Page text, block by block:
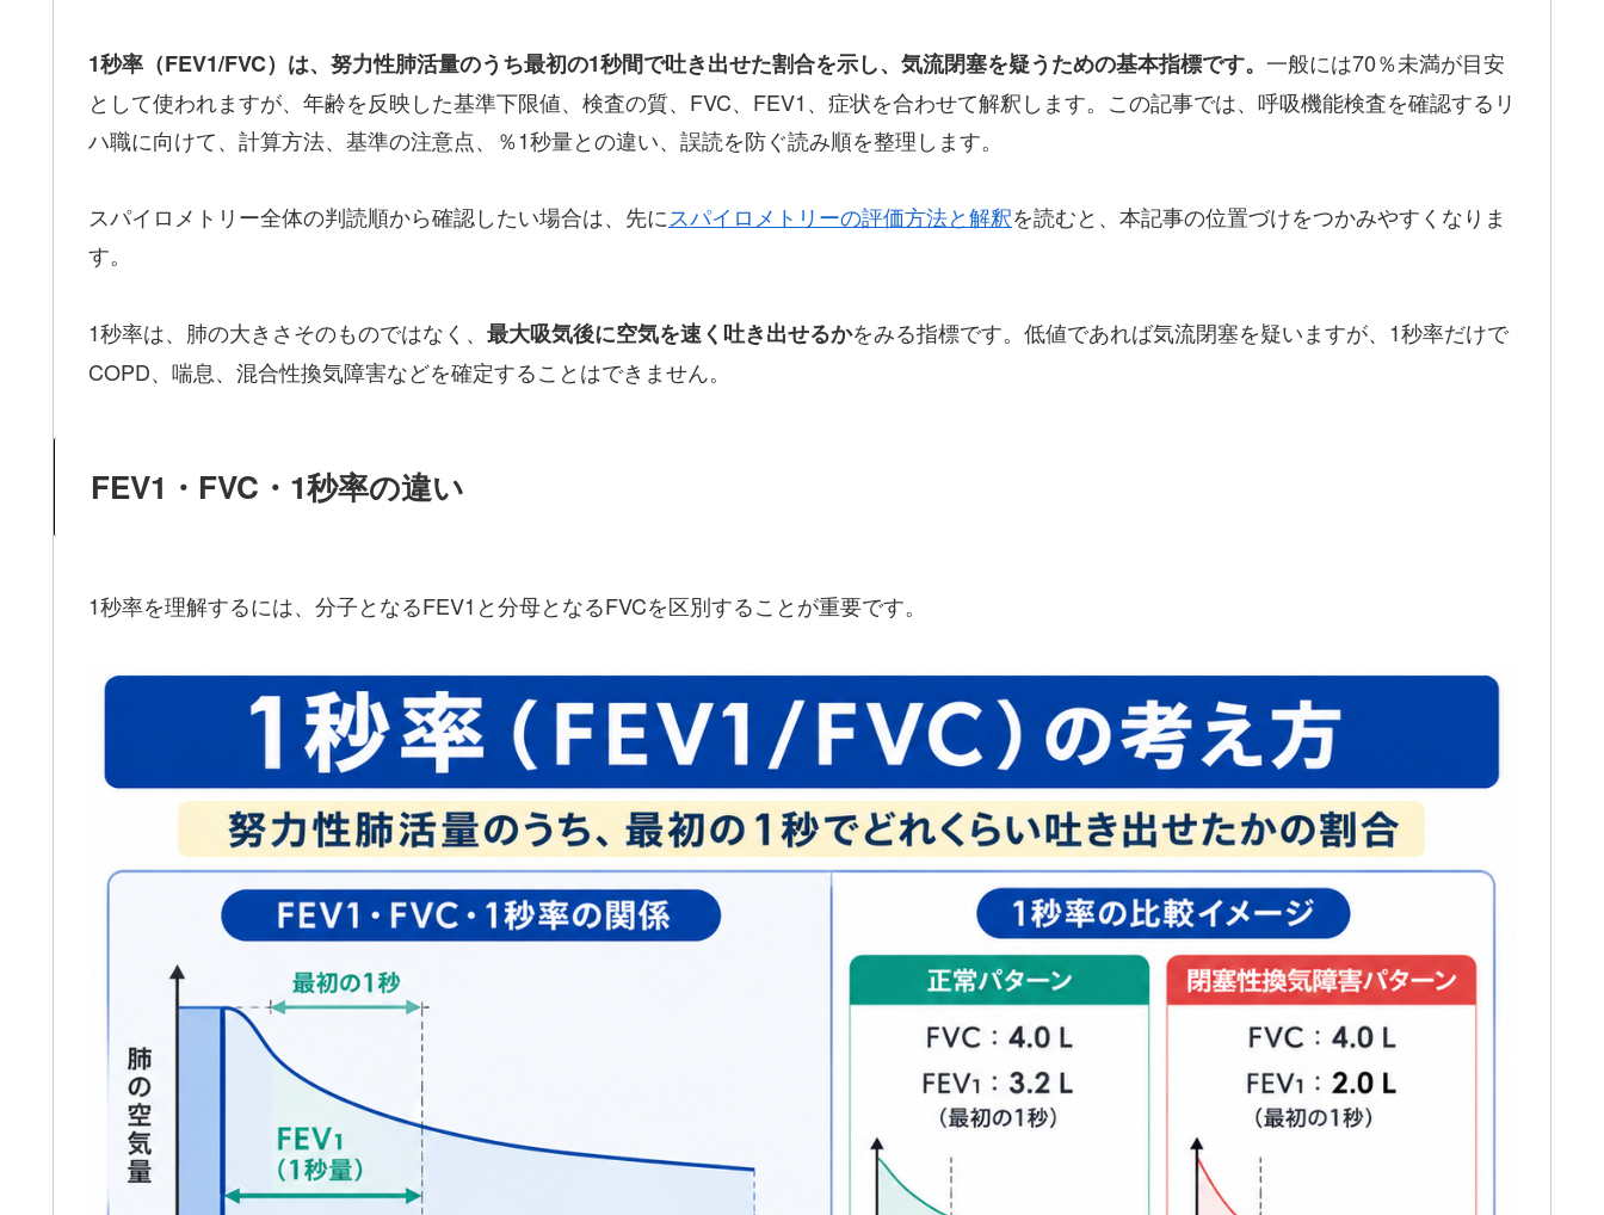
1秒率（FEV1/FVC）は、努力性肺活量のうち最初の1秒間で吐き出せた割合を示し、気流閉塞を疑うための基本指標です。 一般には70％未満が目安
として使われますが、年齢を反映した基準下限値、検査の質、FVC、FEV1、症状を合わせて解釈します。この記事では、呼吸機能検査を確認するリ
ハ職に向けて、計算方法、基準の注意点、％1秒量との違い、誤読を防ぐ読み順を整理します。
スパイロメトリー全体の判読順から確認したい場合は、先にスパイロメトリーの評価方法と解釈を読むと、本記事の位置づけをつかみやすくなりま
す。
1秒率は、肺の大きさそのものではなく、 最大吸気後に空気を速く吐き出せるかをみる指標です。低値であれば気流閉塞を疑いますが、1秒率だけで
COPD、喘息、混合性換気障害などを確定することはできません。
FEV1・FVC・1秒率の違い
1秒率を理解するには、分子となるFEV1と分母となるFVCを区別することが重要です。